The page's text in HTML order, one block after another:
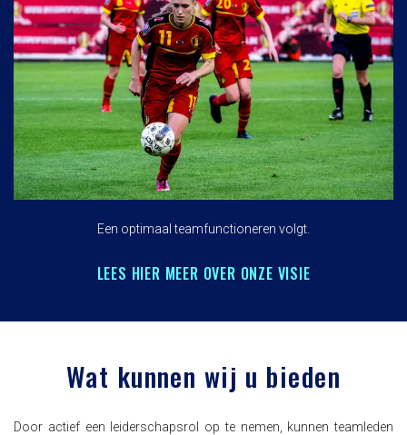
Een optimaal teamfunctioneren volgt.
LEES HIER MEER OVER ONZE VISIE
Wat kunnen wij u bieden
Door actief een leiderschapsrol op te nemen, kunnen teamleden